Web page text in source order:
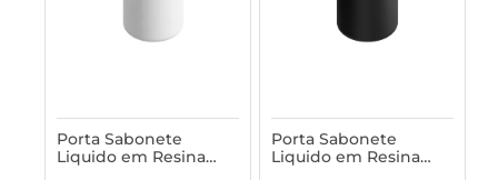
Porta Sabonete
Liquido em Resina
Porta Sabonete
Liquido em Resina